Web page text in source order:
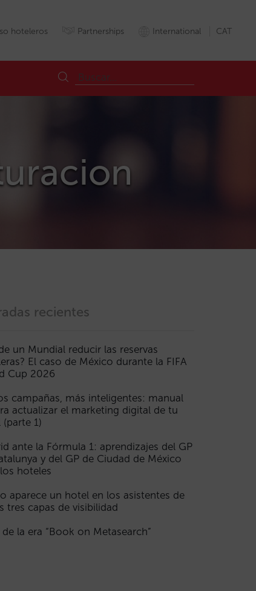
hoteleros Partnerships International CAT
recientes
un Mundial reducir las reservas
El caso de México durante la FIFA
Cup 2026
campañas, más inteligentes: manual
actualizar el marketing digital de tu
1)
ante la Fórmula 1: aprendizajes del GP
y del GP de Ciudad de México
hoteles
aparece un hotel en los asistentes de
tres capas de visibilidad
de la era “Book on Metasearch”